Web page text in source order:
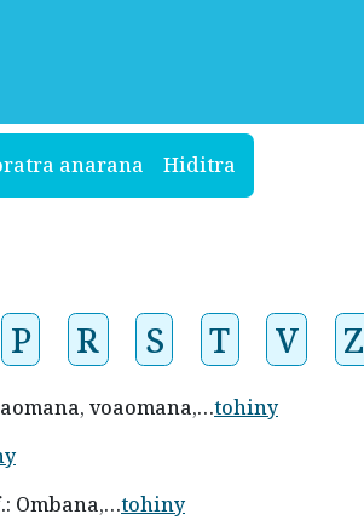
anarana Hiditra
P R S T V Z
voaomana,…tohiny
Ombana,…tohiny